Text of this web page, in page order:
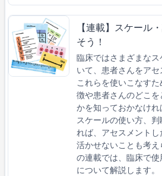
【連載】スケール
そう！
臨床ではさまざまな
いて、患者さんをアセ
これらを使いこなす
徴や患者さんのどこ
かを知っておかなけれ
スケールの使い方、
れば、アセスメント
活かせないことも考
の連載では、臨床で
について解説します。